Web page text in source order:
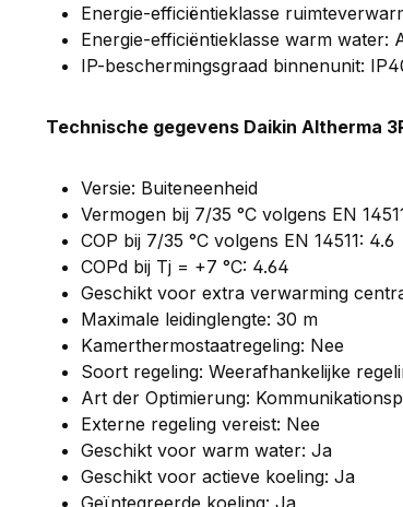
Energie-efficiëntieklasse
Energie-efficiëntieklasse warm water:
IP-beschermingsgraad binnenunit:
Technische gegevens Daikin Altherma
Versie: Buiteneenheid
Vermogen bij 7/35 °C volgens EN
COP bij 7/35 °C volgens EN 14511: 4.6
COPd bij Tj = +7 °C: 4.64
Geschikt voor extra verwarming
Maximale leidinglengte: 30 m
Kamerthermostaatregeling: Nee
Soort regeling: Weerafhankelijke
Art der Optimierung:
Externe regeling vereist: Nee
Geschikt voor warm water: Ja
Geschikt voor actieve koeling: Ja